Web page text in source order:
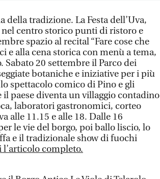
della tradizione. La Festa dell’Uva,
centro storico punti di ristoro e
spazio al recital “Fare cose che
e alla cena storica con menù a tema,
20 settembre il Parco dei
botaniche e iniziative per i più
spettacolo comico di Pino e gli
paese diventa un villaggio contadino
laboratori gastronomici, corteo
alle 11.15 e alle 18. Dalle 16
le vie del borgo, poi ballo liscio, lo
e il tradizionale show di fuochi
l’articolo completo.